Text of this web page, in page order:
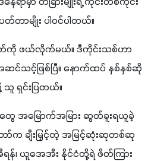
ာမျိုး ပါဝင်ပါတယ်။
ကို ဖယ်လိုက်မယ်။ ဒီကိုင်းသစ်ဟာ
သင့်ဖြစ်ပြီ။ နောက်ထပ် နှစ်နှစ်ဆို
ရှင်းပြတယ်။
အမြောက်အမြား ဆွတ်ခူးရယူခဲ့
က ချီးမြှင့်တဲ့ အမြင့်ဆုံးဆုတစ်ဆု
ရန်၊ ယူအေအီး နိုင်ငံတို့ရဲ ဖိတ်ကြား